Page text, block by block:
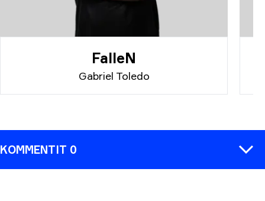
FalleN
Gabriel Toledo
KOMMENTIT 0